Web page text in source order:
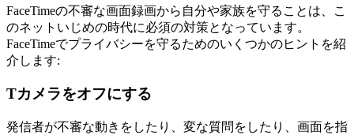
FaceTimeの不審な画面録画から自分や家族を守ることは、こ
のネットいじめの時代に必須の対策となっています。
FaceTimeでプライバシーを守るためのいくつかのヒントを紹
介します:
Tカメラをオフにする
発信者が不審な動きをしたり、変な質問をしたり、画面を指